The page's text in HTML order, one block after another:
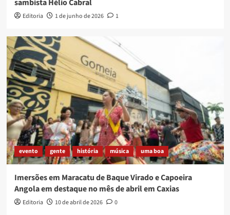
sambista Hélio Cabral
Editoria 1 de junho de 2026 1
evento gente história música uma boa
Imersões em Maracatu de Baque Virado e Capoeira
Angola em destaque no mês de abril em Caxias
Editoria 10 de abril de 2026 0